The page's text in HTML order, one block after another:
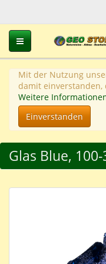
Toggle navigation
Mit der Nutzung
damit einverstanden,
Weitere
Einverstanden
Glas Blue,